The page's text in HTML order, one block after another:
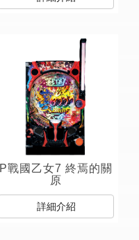
P戰國乙女7 終焉的關
原
詳細介紹